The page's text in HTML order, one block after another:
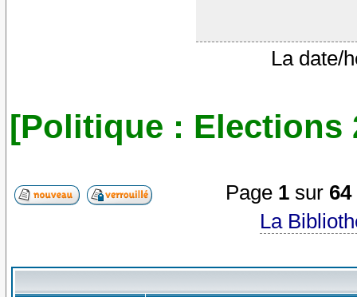
La date/
[Politique : Elections
Page 1 sur 64
La